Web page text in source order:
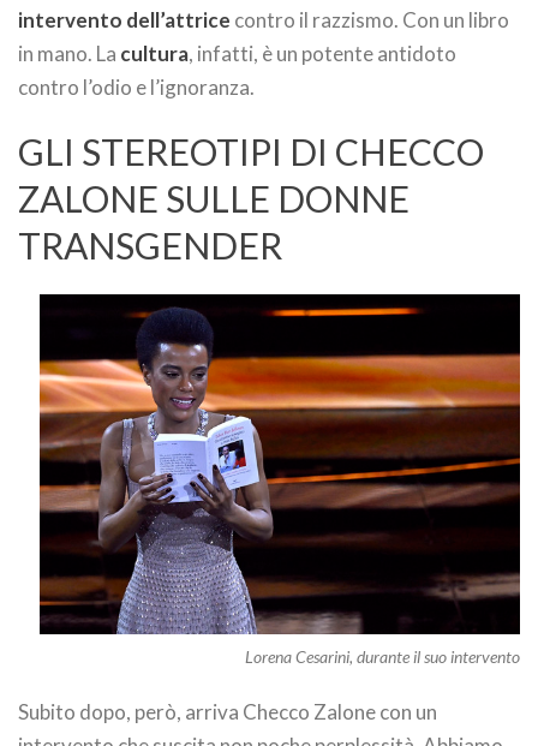
intervento dell’attrice contro il razzismo. Con un libro
in mano. La cultura, infatti, è un potente antidoto
contro l’odio e l’ignoranza.
GLI STEREOTIPI DI CHECCO
ZALONE SULLE DONNE
TRANSGENDER
Lorena Cesarini, durante il suo intervento
Subito dopo, però, arriva Checco Zalone con un